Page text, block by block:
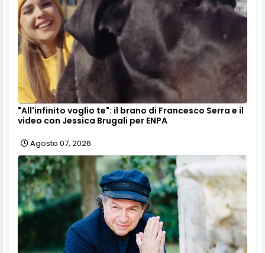
"All'infinito voglio te": il brano di Francesco Serra e il
video con Jessica Brugali per ENPA
Agosto 07, 2026